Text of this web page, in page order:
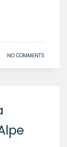
NO COMMENTS